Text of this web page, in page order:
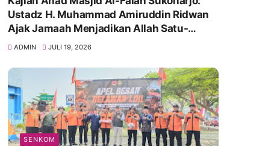
Ustadz H. Muhammad Amiruddin Ridwan
Ajak Jamaah Menjadikan Allah Satu-
Satunya Tempat Bergantung
ADMIN JULI 19, 2026
SENKOM